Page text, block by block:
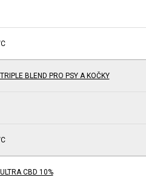
BLEND PRO PSY A KOČKY
CBD 10%